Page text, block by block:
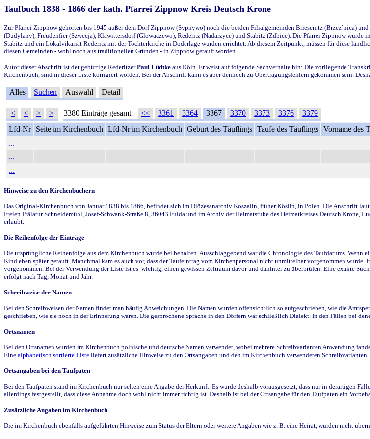
Taufbuch 1838 - 1866 der kath. Pfarrei Zippnow Kreis Deutsch Krone
Zur Pfarrei Zippnow gehörten bis 1945 außer dem Dorf Zippnow (Sypnywo) noch die beiden Filialgemeinden Briesenitz (Brzez`nica)
(Dudylany), Freudenfier (Szwecja), Klawittersdorf (Glowaczewo), Rederitz (Nadarzyce) und Stabitz (Zdbice). Die Pfarrei Zippnow
Stabitz und ein Lokalvikariat Rederitz mit der Tochterkirche in Doderlage wurden errichtet. Ab diesem Zeitpunkt, müssen für diese
diesen Gemeinden - wohl noch aus traditionellen Gründen - in Zippnow getauft worden.
Autor dieser Abschrift ist der gebürtige RederitzerPaul Lüdtke aus Köln. Er weist auf folgende Sachverhalte hin: Die vorliegende
Kirchenbuch, sind in dieser Liste korrigiert worden. Bei der Abschrift kann es aber dennoch zu Übertragungsfehlern gekommen sein.
Alles Suchen Auswahl Detail
|< < > >| 3380 Einträge gesamt: << 3361 3364 3367 3370 3373 3376
3379
Lfd-Nr
Seite im Kirchenbuch Lfd-Nr im Kirchenbuch Geburt des Täuflings Taufe des Täuflings Vorname des
...
...
...
Hinweise zu den Kirchenbüchern
Das Original-Kirchenbuch von Januar 1838 bis 1866, befindet sich im Diözesanarchiv Koszalin, früher Köslin, in Polen. Die Anschrift
Freien Prälatur Schneidemühl, Josef-Schwank-Straße 8, 36043 Fulda und im Archiv der Heimatstube des Heimatkreises Deutsch Krone,
erlaubt.
Die Reihenfolge der Einträge
Die ursprüngliche Reihenfolge aus dem Kirchenbuch wurde bei behalten. Ausschlaggebend war die Chronologie des Taufdatums.
Kind eben später getauft. Manchmal kam es auch vor, dass der Taufeintrag vom Kirchenpersonal nicht unmittelbar vorgenommen
vorgenommen. Bei der Verwendung der Liste ist es wichtig, einen gewissen Zeitraum davor und dahinter zu überprüfen. Eine exakte
erfolgt nach Tag, Monat und Jahr.
Schreibweise der Namen
Bei den Schreibweisen der Namen findet man häufig Abweichungen. Die Namen wurden offensichtlich so aufgeschrieben, wie die
geschrieben, wie sie noch in der Erinnerung waren. Die gesprochene Sprache in den Dörfern war schließlich Dialekt. In den Fällen bei
Ortsnamen
Bei den Ortsnamen wurden im Kirchenbuch polnische und deutsche Namen verwendet, wobei mehrere Schreibvarianten Anwendung
Eine alphabetisch sortierte Liste liefert zusätzliche Hinweise zu den Ortsangaben und den im Kirchenbuch verwendeten Schreibvarianten.
Ortsangaben bei den Taufpaten
Bei den Taufpaten stand im Kirchenbuch nur selten eine Angabe der Herkunft. Es wurde deshalb vorausgesetzt, dass nur in derartigen
allerdings festgestellt, dass diese Annahme doch wohl nicht immer richtig ist. Deshalb ist bei der Ortsangabe für den Taufpaten ein
Zusätzliche Angaben im Kirchenbuch
Die im Kirchenbuch ebenfalls aufgeführten Hinweise zum Status der Eltern oder weitere Angaben wie z. B. eine Heirat, wurden nicht